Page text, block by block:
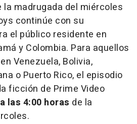
la madrugada del miércoles
continúe con su
el público residente en
y Colombia. Para aquellos
Venezuela, Bolivia,
o Puerto Rico, el episodio
ficción de Prime Video
a las 4:00 horas de la